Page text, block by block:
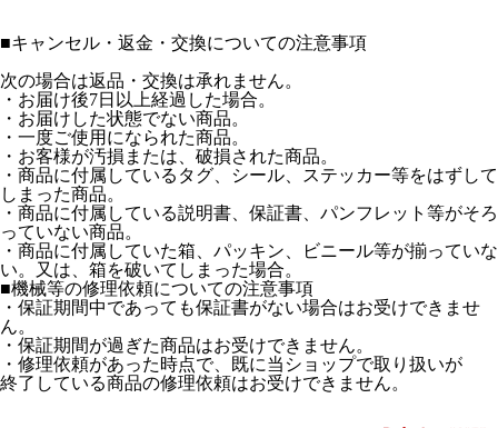
■キャンセル・返金・交換についての注意事項
次の場合は返品・交換は承れません。
・お届け後7日以上経過した場合。
・お届けした状態でない商品。
・一度ご使用になられた商品。
・お客様が汚損または、破損された商品。
・商品に付属しているタグ、シール、ステッカー等をはずして
しまった商品。
・商品に付属している説明書、保証書、パンフレット等がそろ
っていない商品。
・商品に付属していた箱、パッキン、ビニール等が揃っていな
い。又は、箱を破いてしまった場合。
■機械等の修理依頼についての注意事項
・保証期間中であっても保証書がない場合はお受けできませ
ん。
・保証期間が過ぎた商品はお受けできません。
・修理依頼があった時点で、既に当ショップで取り扱いが
終了している商品の修理依頼はお受けできません。